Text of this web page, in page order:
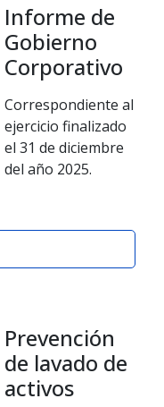
Informe de
Gobierno
Corporativo
Correspondiente al
ejercicio finalizado
el 31 de diciembre
del año 2025.
Prevención
de lavado de
activos